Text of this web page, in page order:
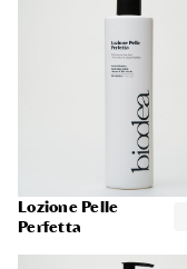
Lozione Pelle
Perfetta